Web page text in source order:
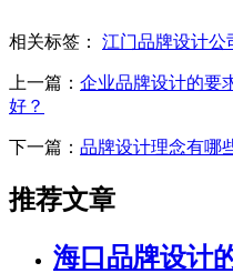
相关标签： 江门品牌设计公
上一篇： 企业品牌设计的要
好？
下一篇： 品牌设计理念有哪
推荐文章
海口品牌设计